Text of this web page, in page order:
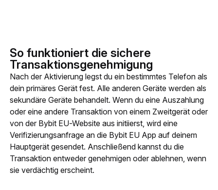
So funktioniert die sichere
Transaktionsgenehmigung
Nach der Aktivierung legst du ein bestimmtes Telefon als
dein primäres Gerät fest. Alle anderen Geräte werden als
sekundäre Geräte behandelt. Wenn du eine Auszahlung
oder eine andere Transaktion von einem Zweitgerät oder
von der Bybit EU-Website aus initiierst, wird eine
Verifizierungsanfrage an die Bybit EU App auf deinem
Hauptgerät gesendet. Anschließend kannst du die
Transaktion entweder genehmigen oder ablehnen, wenn
sie verdächtig erscheint.